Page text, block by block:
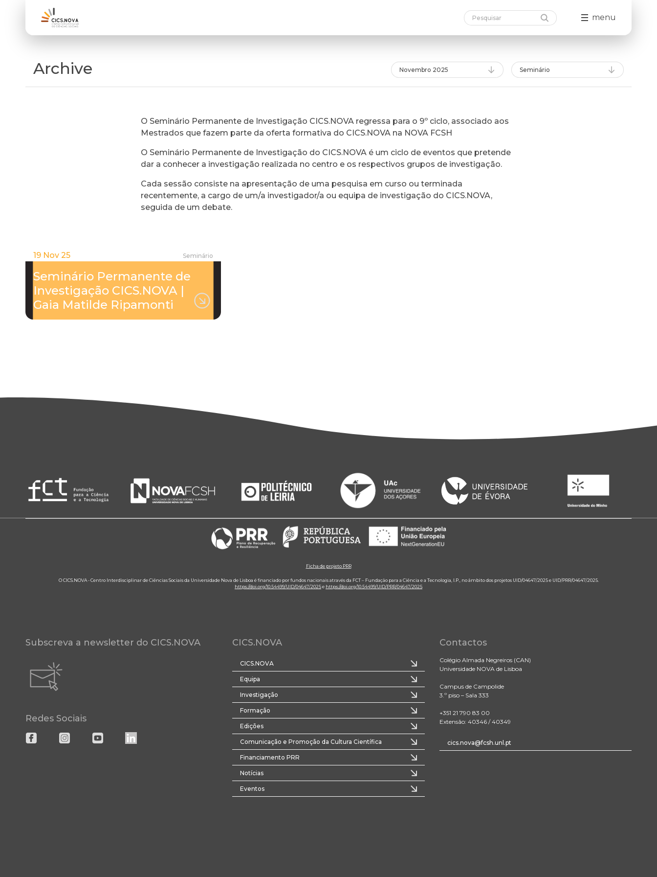
menu
Archive Novembro 2025 Seminário
O Seminário Permanente de Investigação CICS.NOVA regressa para o 9º ciclo, associado aos
Mestrados que fazem parte da oferta formativa do CICS.NOVA na NOVA FCSH
O Seminário Permanente de Investigação do CICS.NOVA é um ciclo de eventos que pretende
dar a conhecer a investigação realizada no centro e os respectivos grupos de investigação.
Cada sessão consiste na apresentação de uma pesquisa em curso ou terminada
recentemente, a cargo de um/a investigador/a ou equipa de investigação do CICS.NOVA,
seguida de um debate.
19 Nov 25 Seminário
Seminário Permanente de
Investigação CICS.NOVA |
Gaia Matilde Ripamonti
Ficha de projeto PRR
O CICS.NOVA - Centro Interdisciplinar de Ciências Sociais da Universidade Nova de Lisboa é financiado por fundos nacionais através da FCT – Fundação para a Ciência e a Tecnologia, I.P., no âmbito dos projetos UID/04647/2025 e UID/PRR/04647/2025.
https://doi.org/10.54499/UID/04647/2025e https://doi.org/10.54499/UID/PRR/04647/2025
Subscreva a newsletter do CICS.NOVA
Redes Sociais
CICS.NOVA
CICS.NOVA
Equipa
Investigação
Formação
Edições
Comunicação e Promoção da Cultura Científica
Financiamento PRR
Notícias
Eventos
Contactos
Colégio Almada Negreiros (CAN)
Universidade NOVA de Lisboa
Campus de Campolide
3.º piso – Sala 333
+351 21 790 83 00
Extensão: 40346 / 40349
cics.nova@fcsh.unl.pt